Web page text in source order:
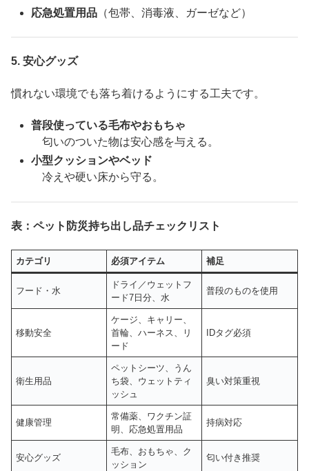
応急処置用品 （包帯、消毒液、ガーゼなど）
5. 安心グッズ
慣れない環境でも落ち着けるようにする工夫です。
普段使っている毛布やおもちゃ
匂いのついた物は安心感を与える。
小型クッションやベッド
冷えや硬い床から守る。
表：ペット防災持ち出し品チェックリスト
カテゴリ 必須アイテム 補足
フード・水
ドライ／ウェットフ
ード7日分、水
普段のものを使用
移動安全
ケージ、キャリー、
首輪、ハーネス、リ
ード
IDタグ必須
衛生用品
ペットシーツ、うん
ち袋、ウェットティ
ッシュ
臭い対策重視
健康管理
常備薬、ワクチン証
明、応急処置用品
持病対応
安心グッズ
毛布、おもちゃ、ク
ッション
匂い付き推奨